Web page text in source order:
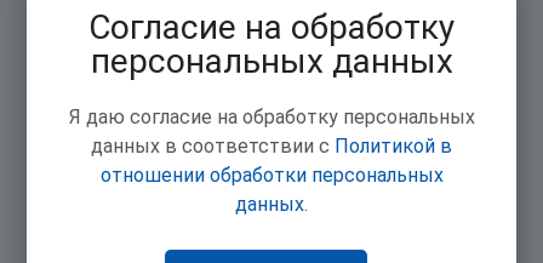
Согласие на обработку
персональных данных
Я даю согласие на обработку персональных
данных в соответствии с Политикой в
отношении обработки персональных
данных.